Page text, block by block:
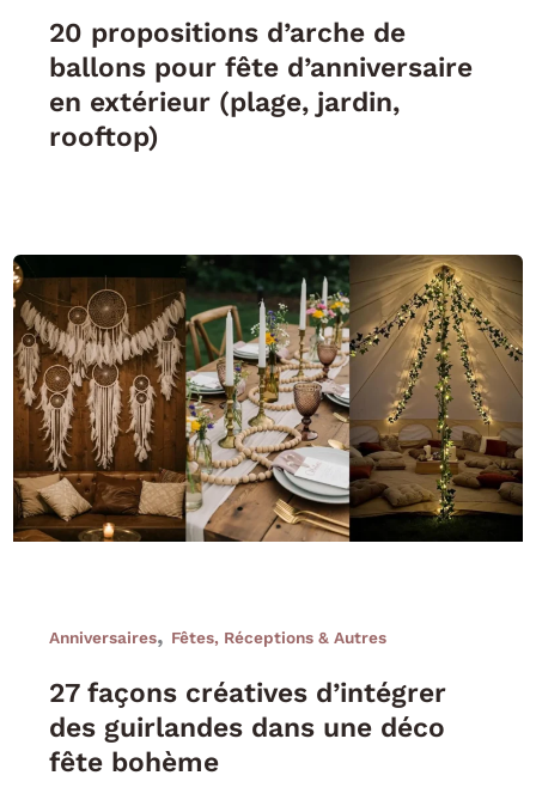
20 propositions d’arche de
ballons pour fête d’anniversaire
en extérieur (plage, jardin,
rooftop)
Anniversaires, Fêtes, Réceptions & Autres
27 façons créatives d’intégrer
des guirlandes dans une déco
fête bohème